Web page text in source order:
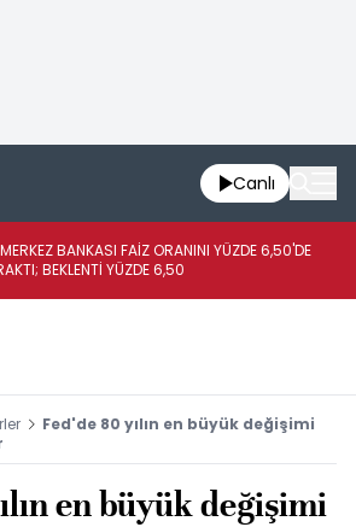
Canlı
BANKASI FAİZ ORANINI YÜZDE 6,50'DE
BEKLENTİ YÜZDE 6,50
Fed'de 80 yılın en büyük değişimi
en büyük değişimi